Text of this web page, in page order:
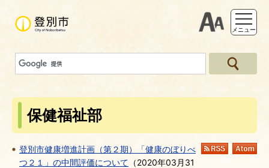
支援ツー
メニュー
保健福祉部
RSS
登別市健康増進計画（第２期）「健康のぼりべ
つ２１」の中間評価について （2020年03月31